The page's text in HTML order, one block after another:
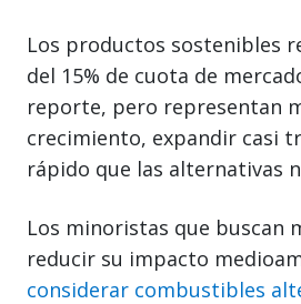
Los productos sostenibles
del 15% de cuota de
reporte, pero representan
crecimiento, expandir casi
rápido que las alternativas
Los minoristas que buscan
reducir su impacto
considerar combustibles